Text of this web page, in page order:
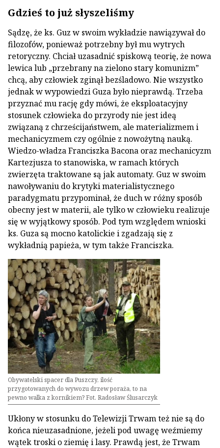
Gdzieś to już słyszeliśmy
Sądzę, że ks. Guz w swoim wykładzie nawiązywał do
filozofów, ponieważ potrzebny był mu wytrych
retoryczny. Chciał uzasadnić spiskową teorię, że nowa
lewica lub „przebrany na zielono stary komunizm”
chcą, aby człowiek zginął bezśladowo. Nie wszystko
jednak w wypowiedzi Guza było nieprawdą. Trzeba
przyznać mu rację gdy mówi, że eksploatacyjny
stosunek człowieka do przyrody nie jest ideą
związaną z chrześcijaństwem, ale materializmem i
mechanicyzmem czy ogólnie z nowożytną nauką.
Wiedzo-władza Franciszka Bacona oraz mechanicyzm
Kartezjusza to stanowiska, w ramach których
zwierzęta traktowane są jak automaty. Guz w swoim
nawoływaniu do krytyki materialistycznego
paradygmatu przypominał, że duch w różny sposób
obecny jest w materii, ale tylko w człowieku realizuje
się w wyjątkowy sposób. Pod tym względem wnioski
ks. Guza są mocno katolickie i zgadzają się z
wykładnią papieża, w tym także Franciszka.
Obywatelski spacer dla Puszczy, ilość
przygotowanych do wywozu drzew poraża, to na
pewno walka z kornikiem? Fot. Radosław Ślusarczyk
Ukłony w stosunku do Telewizji Trwam też nie są do
końca nieuzasadnione, jeżeli pod uwagę weźmiemy
wątek troski o ziemię i lasy. Prawdą jest, że Trwam